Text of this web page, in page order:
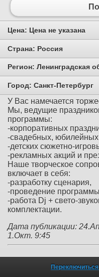
Цена: Цена не указана
Страна: Россия
Регион: Ленинградская
Город: Санкт-Петербург
У Вас намечается
Мы, ведущие
программы:
-корпоративных
-свадебных, юбилейных
-детских сюжетно-
-рекламных акций и
Наше творческое
включает в себя:
-разработку сценария,
-проведение
-работа Dj + свето-
комплектации.
Дата публикации:
1.Окт. 9:45